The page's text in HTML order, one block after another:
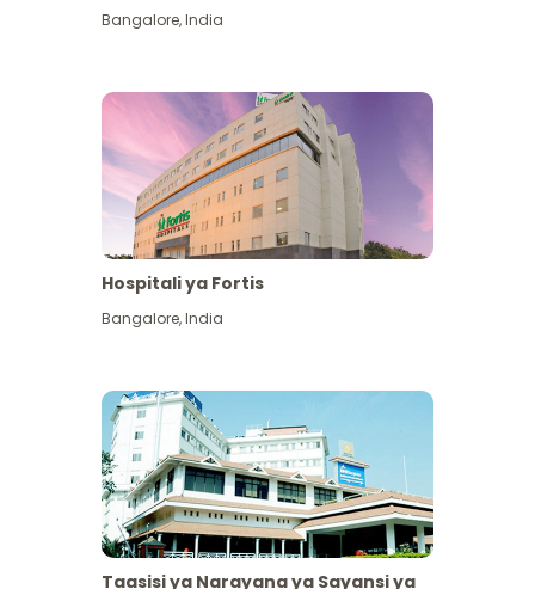
Bangalore,India
Hospitali ya Fortis
Bangalore,India
Taasisi ya Narayana ya Sayansi ya